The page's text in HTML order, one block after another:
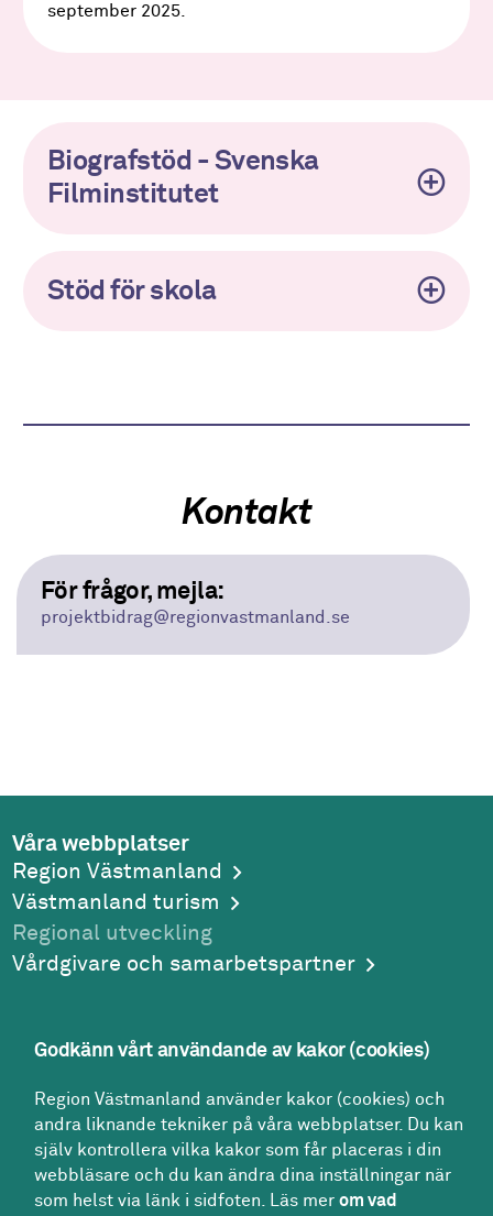
september 2025.
Biografstöd - Svenska
Filminstitutet
Stöd för skola
Kontakt
För frågor, mejla:
projektbidrag@regionvastmanland.se
Våra webbplatser
Region Västmanland
Västmanland turism
Regional utveckling
Vårdgivare och samarbetspartner
Region Västmanland
Regionhuset
721 89 Västerås
Kontakt
Kontakt­center:
Godkänn vårt användande av kakor (cookies)
Region Västmanland använder kakor (cookies) och
andra liknande tekniker på våra webbplatser. Du kan
själv kontrollera vilka kakor som får placeras i din
webbläsare och du kan ändra dina inställningar när
som helst via länk i sidfoten. Läs merom vad